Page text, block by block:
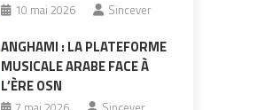
10 mai 2026 Sincever
ANGHAMI : LA PLATEFORME
MUSICALE ARABE FACE À
L’ÈRE OSN